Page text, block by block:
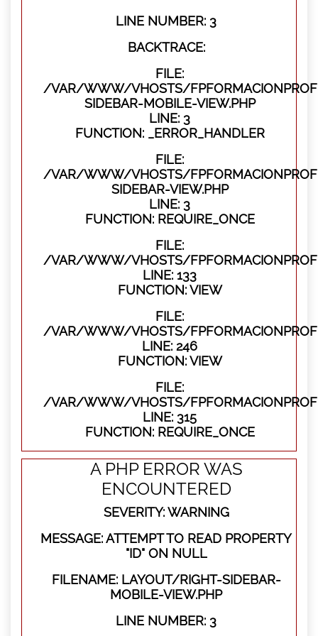
LINE NUMBER: 3
BACKTRACE:
FILE:
/VAR/WWW/VHOSTS/
SIDEBAR-MOBILE-VIEW.PHP
LINE: 3
FUNCTION: _ERROR_HANDLER
FILE:
/VAR/WWW/VHOSTS/
SIDEBAR-VIEW.PHP
LINE: 3
FUNCTION: REQUIRE_ONCE
FILE:
/VAR/WWW/VHOSTS/
LINE: 133
FUNCTION: VIEW
FILE:
/VAR/WWW/VHOSTS/
LINE: 246
FUNCTION: VIEW
FILE:
/VAR/WWW/VHOSTS/
LINE: 315
FUNCTION: REQUIRE_ONCE
A PHP ERROR WAS
ENCOUNTERED
SEVERITY: WARNING
MESSAGE: ATTEMPT TO READ PROPERTY
"ID" ON NULL
FILENAME: LAYOUT/RIGHT-SIDEBAR-
MOBILE-VIEW.PHP
LINE NUMBER: 3